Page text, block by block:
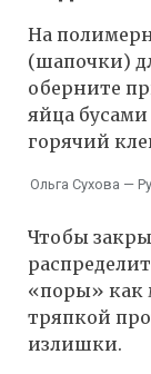
На
(шапочки)
оберните
яйца
горячий
Ольга Сухова —
Чтобы
«поры» как
тряпкой
излишки.